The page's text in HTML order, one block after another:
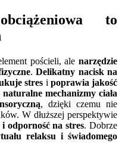
to
pościeli, ale narzędzie
.Delikatny nacisk na
stres i poprawia jakość
naturalne mechanizmy ciała
, dzięki czemu nie
W dłuższej perspektywie
odporność na stres. Dobrze
relaksu i świadomego